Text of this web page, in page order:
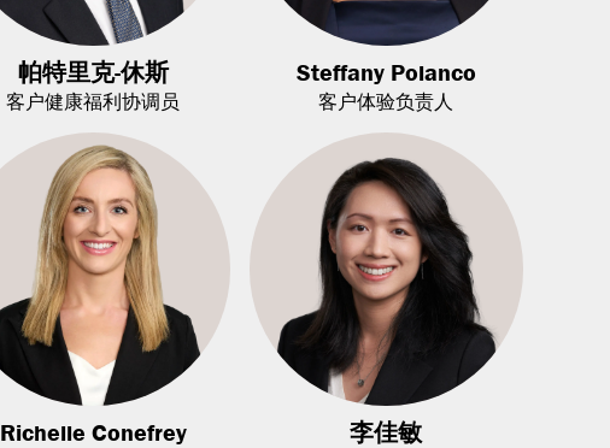
帕特里克-休斯
客户健康福利协调员
Steffany Polanco
客户体验负责人
Richelle Conefrey 李佳敏